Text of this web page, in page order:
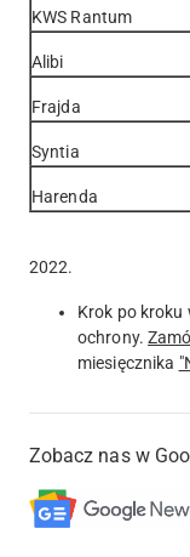
KWS Rantum
Alibi
Frajda
Syntia
Harenda
2022.
Krok po kroku
ochrony.
miesięcznika
Zobacz nas w